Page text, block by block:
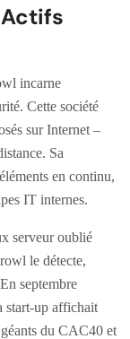
incarne
Cette société
sur Internet –
Sa
en continu,
IT internes.
serveur oublié
le détecte,
septembre
start-up affichait
du CAC40 et